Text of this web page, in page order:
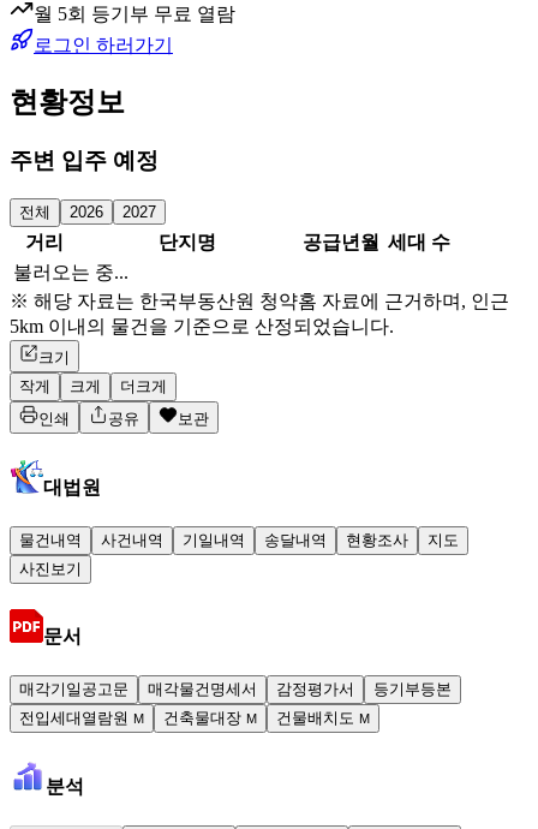
월 5회 등기부 무료 열람
로그인 하러가기
현황정보
주변 입주 예정
전체 2026 2027
거리 단지명 공급년월 세대 수
불러오는 중...
※ 해당 자료는 한국부동산원 청약홈 자료에 근거하며, 인근
5km 이내의 물건을 기준으로 산정되었습니다.
크기
작게
크게
더크게
인쇄
공유 보관
대법원
물건내역 사건내역 기일내역 송달내역 현황조사
지도
사진보기
문서
매각기일공고문 매각물건명세서 감정평가서
등기부등본
전입세대열람원 M 건축물대장 M 건물배치도 M
분석